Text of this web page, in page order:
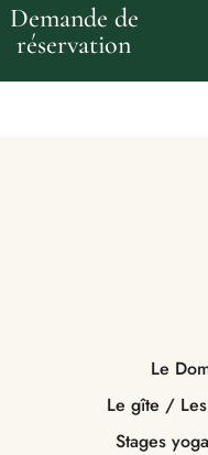
Demande de
réservation
Le
Le gîte /
Stages